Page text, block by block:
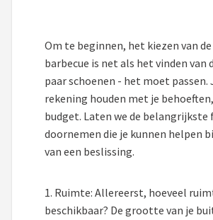
Barbecook
Big Green Egg
The Bastard
Napoleon
Om te beginnen, het kiezen van
barbecue is net als het vinden van
paar schoenen - het moet passen.
rekening houden met je
budget. Laten we de belangrijkste
doornemen die je kunnen helpen
van een beslissing.
1. Ruimte: Allereerst, hoeveel
beschikbaar? De grootte van je